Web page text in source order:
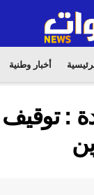
أخبار وطنية
: